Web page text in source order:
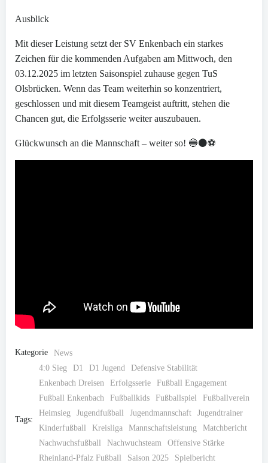
Ausblick
Mit dieser Leistung setzt der SV Enkenbach ein starkes
Zeichen für die kommenden Aufgaben am Mittwoch, den
03.12.2025 im letzten Saisonspiel zuhause gegen TuS
Olsbrücken. Wenn das Team weiterhin so konzentriert,
geschlossen und mit diesem Teamgeist auftritt, stehen die
Chancen gut, die Erfolgsserie weiter auszubauen.
Glückwunsch an die Mannschaft – weiter so! 🔵⚫⚽
Kategorie News
Tags:
4:0 Sieg D1 D1 Jugend
Defensive Stabilität
Enkenbach Dreisen
Erfolgsserie
Fußball Engagement
Fußball Enkenbach
Fußballkids Fußballspiel
Fußballverein
Heimsieg
Jugendfußball Jugendmannschaft
Jugendtrainer
Kinderfußball
Kreisliga Mannschaftsleistung
Matchbericht
Nachwuchsfußball
Nachwuchsteam
Offensive Stärke
Rheinland-Pfalz Fußball
Saison 2025
Spielbericht